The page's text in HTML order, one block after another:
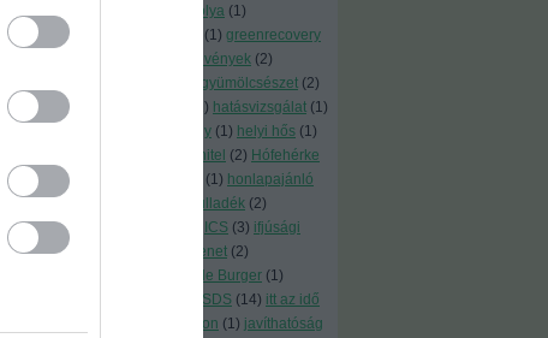
gólya (1)
gömörszőlős
(1) greenrecovery
gyógynövények (2)
gyümölcsészet (2)
gyümölcsfa
) hatásvizsgálat (1)
hellókarácsony (1) helyi hős (1)
hitel (2) Hófehérke
1 Hollandia (1) honlapajánló
hulladék (2)
hülyeség kora
ICS (3) ifjúsági
program
igazságosátmenet (2)
Impossible Burger (1)
ISDS (14) itt az idő
járulékoshaszon (1) javíthatóság